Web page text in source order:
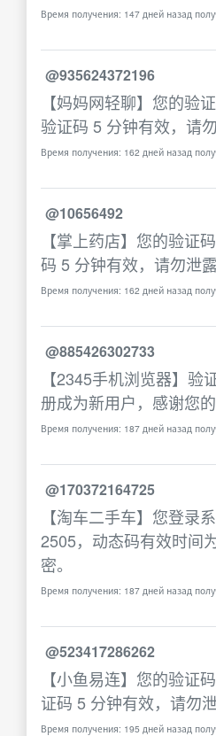
Время получения: 147 дней назад
@935624372196
【妈妈网轻聊】您的验
验证码 5 分钟有效，请
Время получения: 162 дней назад
@10656492
【掌上药店】您的验证
码 5 分钟有效，请勿泄露
Время получения: 162 дней назад
@885426302733
【2345手机浏览器】验
册成为新用户，感谢您的
Время получения: 187 дней назад
@170372164725
【淘车二手车】您登录
2505，动态码有效时间
密。
Время получения: 187 дней назад
@523417286262
【小鱼易连】您的验证
证码 5 分钟有效，请勿
Время получения: 195 дней назад